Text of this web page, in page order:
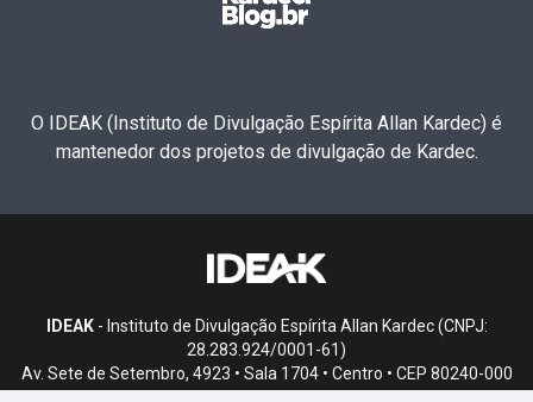
O IDEAK (Instituto de Divulgação Espírita Allan Kardec) é
mantenedor dos projetos de divulgação de Kardec.
IDEAK- Instituto de Divulgação Espírita Allan Kardec (CNPJ:
28.283.924/0001-61)
Av. Sete de Setembro, 4923 • Sala 1704 • Centro • CEP 80240-000